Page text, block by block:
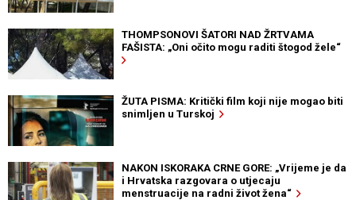
THOMPSONOVI ŠATORI NAD ŽRTVAMA
FAŠISTA: „Oni očito mogu raditi štogod žele“
ŽUTA PISMA: Kritički film koji nije mogao biti
snimljen u Turskoj
NAKON ISKORAKA CRNE GORE: „Vrijeme je da
i Hrvatska razgovara o utjecaju
menstruacije na radni život žena“